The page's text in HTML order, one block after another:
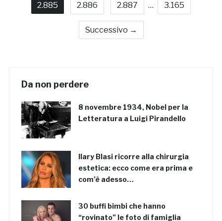
2.885 2.886 2.887 … 3.165
Successivo →
Da non perdere
8 novembre 1934, Nobel per la
Letteratura a Luigi Pirandello
Ilary Blasi ricorre alla chirurgia
estetica: ecco come era prima e
com’è adesso…
30 buffi bimbi che hanno
“rovinato” le foto di famiglia